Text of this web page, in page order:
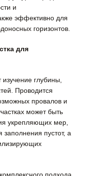
и
эффективно для
горизонтов.
для
глубины,
Проводится
провалов и
может быть
укрепляющих мер,
пустот, а